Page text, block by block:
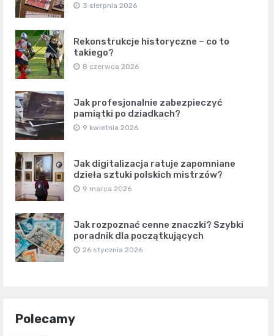
3 sierpnia 2026
Rekonstrukcje historyczne – co to
takiego?
8 czerwca 2026
Jak profesjonalnie zabezpieczyć
pamiątki po dziadkach?
9 kwietnia 2026
Jak digitalizacja ratuje zapomniane
dzieła sztuki polskich mistrzów?
9 marca 2026
Jak rozpoznać cenne znaczki? Szybki
poradnik dla początkujących
26 stycznia 2026
Polecamy